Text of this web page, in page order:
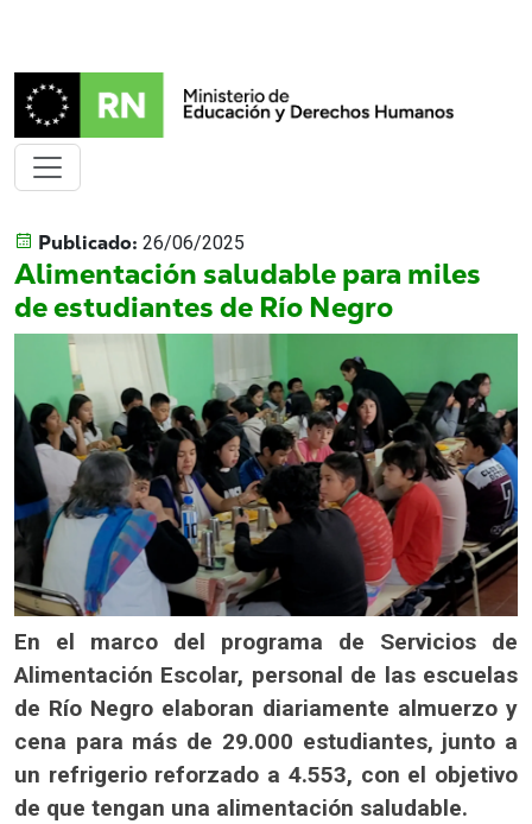
Publicado: 26/06/2025
Alimentación saludable para miles
de estudiantes de Río Negro
En el marco del programa de Servicios de
Alimentación Escolar, personal de las escuelas
de Río Negro elaboran diariamente almuerzo y
cena para más de 29.000 estudiantes, junto a
un refrigerio reforzado a 4.553, con el objetivo
de que tengan una alimentación saludable.